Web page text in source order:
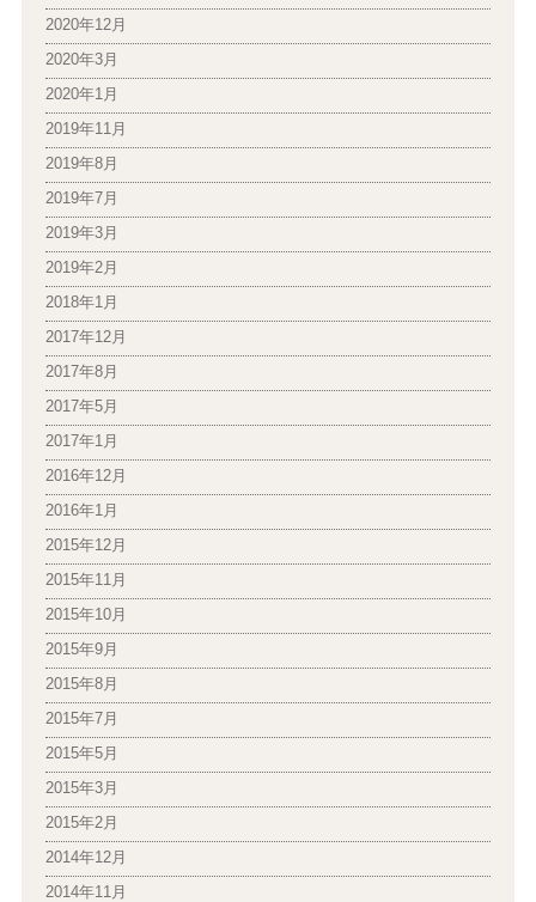
2020年12月
2020年3月
2020年1月
2019年11月
2019年8月
2019年7月
2019年3月
2019年2月
2018年1月
2017年12月
2017年8月
2017年5月
2017年1月
2016年12月
2016年1月
2015年12月
2015年11月
2015年10月
2015年9月
2015年8月
2015年7月
2015年5月
2015年3月
2015年2月
2014年12月
2014年11月